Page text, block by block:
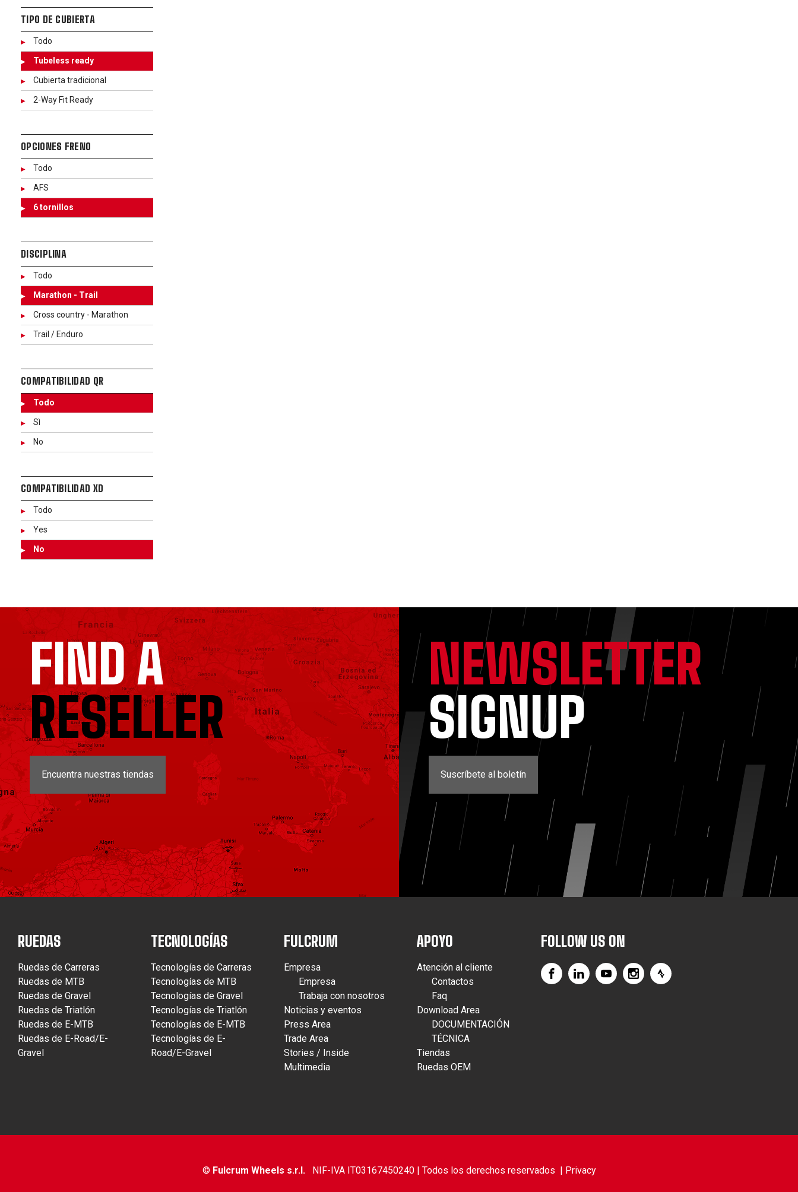
TIPO DE CUBIERTA
Todo
Tubeless ready
Cubierta tradicional
2-Way Fit Ready
OPCIONES FRENO
Todo
AFS
6 tornillos
DISCIPLINA
Todo
Marathon - Trail
Cross country - Marathon
Trail / Enduro
COMPATIBILIDAD QR
Todo
Sì
No
COMPATIBILIDAD XD
Todo
Yes
No
FIND A
RESELLER
Encuentra nuestras tiendas
NEWSLETTER
SIGNUP
Suscríbete al boletín
RUEDAS
Ruedas de Carreras
Ruedas de MTB
Ruedas de Gravel
Ruedas de Triatlón
Ruedas de E-MTB
Ruedas de E-Road/E-
Gravel
TECNOLOGÍAS
Tecnologías de Carreras
Tecnologías de MTB
Tecnologías de Gravel
Tecnologías de Triatlón
Tecnologías de E-MTB
Tecnologías de E-
Road/E-Gravel
FULCRUM
Empresa
Empresa
Trabaja con nosotros
Noticias y eventos
Press Area
Trade Area
Stories / Inside
Multimedia
APOYO
Atención al cliente
Contactos
Faq
Download Area
DOCUMENTACIÓN
TÉCNICA
Tiendas
Ruedas OEM
FOLLOW US ON
© Fulcrum Wheels s.r.l.NIF-IVA IT03167450240 | Todos los derechos reservados | Privacy